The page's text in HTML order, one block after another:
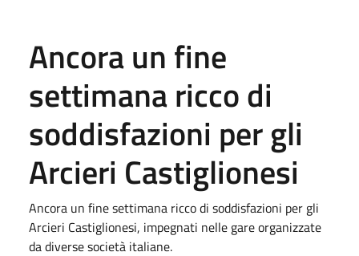
Ancora un fine
settimana ricco di
soddisfazioni per gli
Arcieri Castiglionesi
Ancora un fine settimana ricco di soddisfazioni per gli
Arcieri Castiglionesi, impegnati nelle gare organizzate
da diverse società italiane.